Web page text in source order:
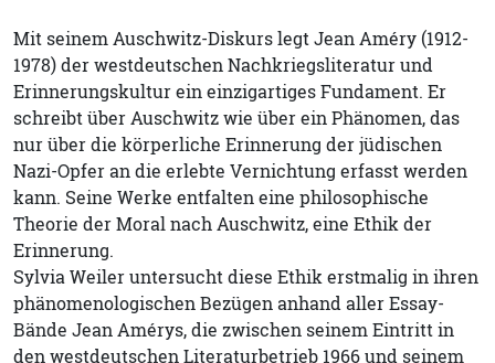
Mit seinem Auschwitz-Diskurs legt Jean Améry (1912-
1978) der westdeutschen Nachkriegsliteratur und
Erinnerungskultur ein einzigartiges Fundament. Er
schreibt über Auschwitz wie über ein Phänomen, das
nur über die körperliche Erinnerung der jüdischen
Nazi-Opfer an die erlebte Vernichtung erfasst werden
kann. Seine Werke entfalten eine philosophische
Theorie der Moral nach Auschwitz, eine Ethik der
Erinnerung.
Sylvia Weiler untersucht diese Ethik erstmalig in ihren
phänomenologischen Bezügen anhand aller Essay-
Bände Jean Amérys, die zwischen seinem Eintritt in
den westdeutschen Literaturbetrieb 1966 und seinem